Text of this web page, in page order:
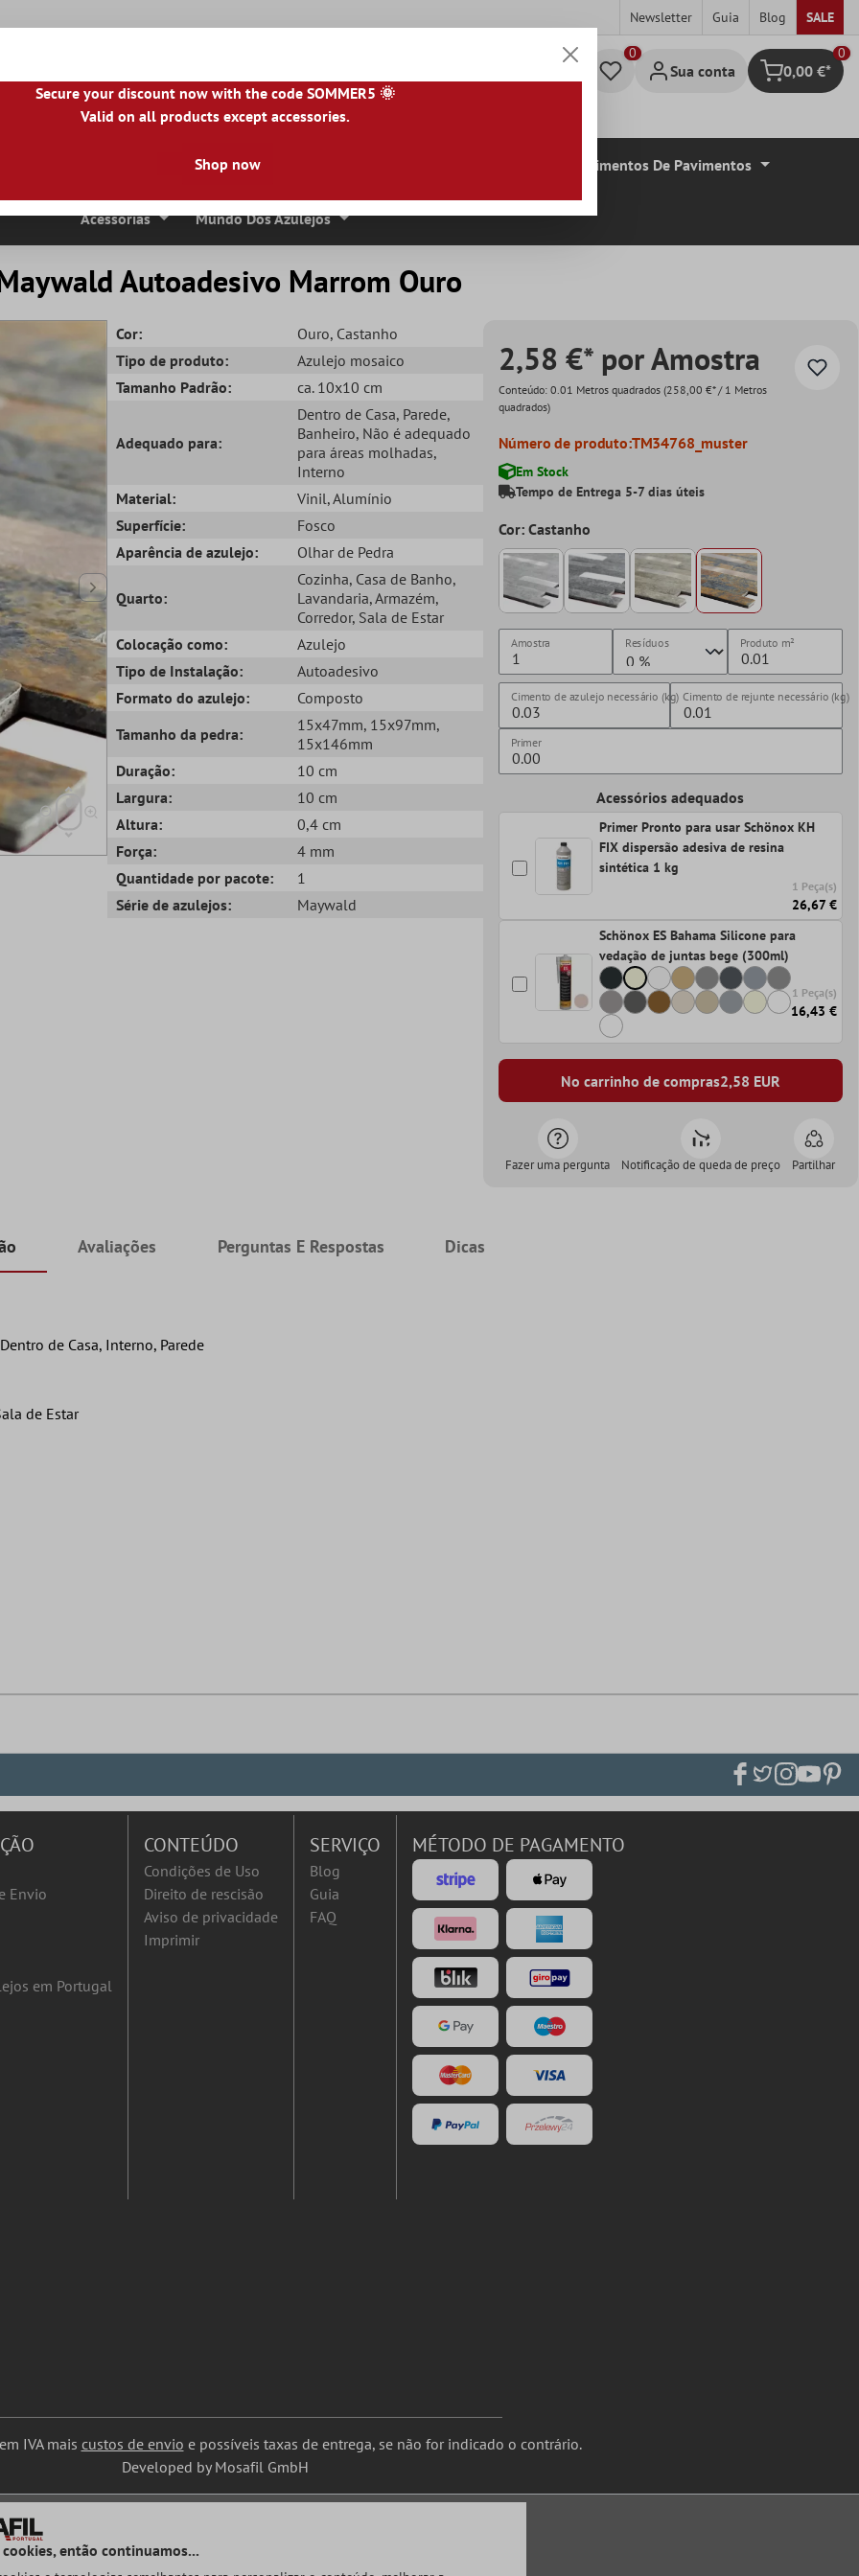
Newsletter Guia Blog SALE
Sua conta Carrinho de
0
0,00 €*
|PL|PT| FI| GR|RO| NO|HU|BG|HR|LU
Ladrilhos De Pedra Natural Lajes De Terraço Revestimentos De Pavimentos
Acessórias Mundo Dos Azulejos
Autoadesivo Marrom Ouro
Cor: Ouro, Castanho
Tipo de produto:
Azulejo mosaico
Tamanho Padrão:
ca. 10x10 cm
Adequado para:
Dentro de Casa, Parede,
Banheiro, Não é adequado
para áreas molhadas,
Interno
Material:
Vinil, Alumínio
Superfície:
Fosco
Aparência de azulejo:
Olhar de Pedra
Quarto:
Cozinha, Casa de Banho,
Lavandaria, Armazém,
Corredor, Sala de Estar
Colocação como:
Azulejo
Tipo de Instalação:
Autoadesivo
Formato do azulejo:
Composto
Tamanho da pedra:
15x47mm, 15x97mm,
15x146mm
Duração:
10 cm
Largura:
10 cm
Altura:
0,4 cm
Força:
4 mm
Quantidade por pacote:
1
Série de azulejos:
Maywald
2,58 €* por Amostra
Conteúdo: 0.01 Metros quadrados (258,00 €* / 1 Metros
quadrados)
Número de produto:TM34768_muster
Em Stock
Tempo de Entrega 5-7 dias úteis
Cor: Castanho
Amostra Resíduos Produto m²
Cimento de azulejo necessário (kg) Cimento de rejunte necessário (kg)
Primer
Acessórios adequados
Primer Pronto para usar Schönox KH
FIX dispersão adesiva de resina
sintética 1 kg
1 Peça(s)
26,67 €
Schönox ES Bahama Silicone para
vedação de juntas bege (300ml)
1 Peça(s)
16,43 €
No carrinho de compras2,58 EUR
Fazer uma pergunta Notificação de queda de preço Partilhar
Avaliações Perguntas E Respostas Dicas
de Casa, Interno, Parede
de Estar
Envio
em Portugal
CONTEÚDO
Condições de Uso
Direito de rescisão
Aviso de privacidade
Imprimir
SERVIÇO
Blog
Guia
FAQ
MÉTODO DE PAGAMENTO
IVA mais custos de envio e possíveis taxas de entrega, se não for indicado o contrário.
Developed by Mosafil GmbH
cookies, então continuamos...
Secure your discount now with the code SOMMER5 🌞
Valid on all products except accessories.
Shop now